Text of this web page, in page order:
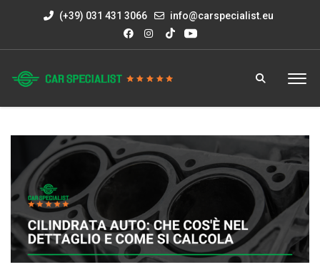
(+39) 031 431 3066 info@carspecialist.eu